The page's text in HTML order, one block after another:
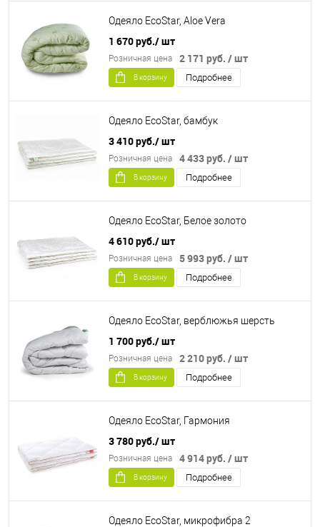
Одеяло EcoStar, Aloe Vera
1 670 руб./ шт
2 171 руб. / шт
Розничная цена
В корзину Подробнее
Одеяло EcoStar, бамбук
3 410 руб./ шт
4 433 руб. / шт
Розничная цена
В корзину Подробнее
Одеяло EcoStar, Белое золото
4 610 руб./ шт
5 993 руб. / шт
Розничная цена
В корзину Подробнее
Одеяло EcoStar, верблюжья шерсть
1 700 руб./ шт
2 210 руб. / шт
Розничная цена
В корзину Подробнее
Одеяло EcoStar, Гармония
3 780 руб./ шт
4 914 руб. / шт
Розничная цена
В корзину Подробнее
Одеяло EcoStar, микрофибра 2